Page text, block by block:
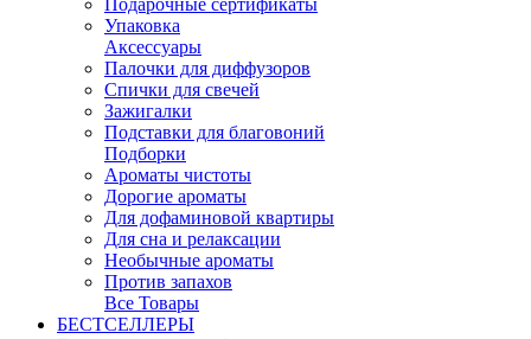
Подарочные сертификаты
Упаковка
Аксессуары
Палочки для диффузоров
Спички для свечей
Зажигалки
Подставки для благовоний
Подборки
Ароматы чистоты
Дорогие ароматы
Для дофаминовой квартиры
Для сна и релаксации
Необычные ароматы
Против запахов
Все Товары
БЕСТСЕЛЛЕРЫ